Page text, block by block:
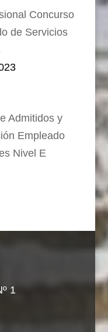
Concurso
de Servicios
Admitidos y
Empleado
Nivel E
1